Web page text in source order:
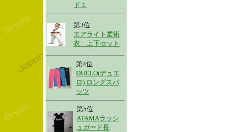
ド１
第3位
エアライト柔術
衣 上下セット
第4位
DUELO(デュエ
ロ) ロングスパ
ッツ
第5位
ATAMAラッシ
ュガード長